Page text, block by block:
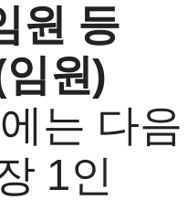
원 등
원)
는 다음
1인